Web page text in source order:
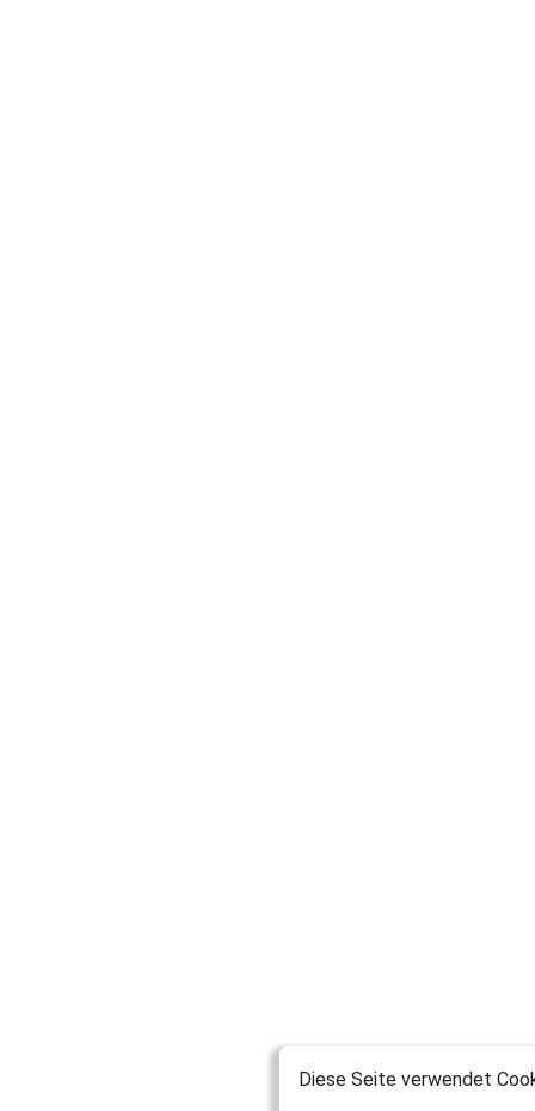
Diese Seite verwendet